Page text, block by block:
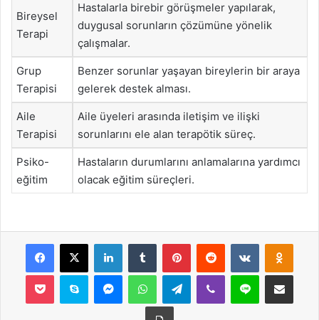
Bireysel
Terapi
Hastalarla birebir görüşmeler yapılarak,
duygusal sorunların çözümüne yönelik
çalışmalar.
Grup
Terapisi
Benzer sorunlar yaşayan bireylerin bir araya
gelerek destek alması.
Aile
Terapisi
Aile üyeleri arasında iletişim ve ilişki
sorunlarını ele alan terapötik süreç.
Psiko-
eğitim
Hastaların durumlarını anlamalarına yardımcı
olacak eğitim süreçleri.
Facebook
X LinkedInTumblr PinterestReddit VKontakte
Pocket Skype MessengerWhatsAppTelegramViber Line E-Posta ile
Yazdır